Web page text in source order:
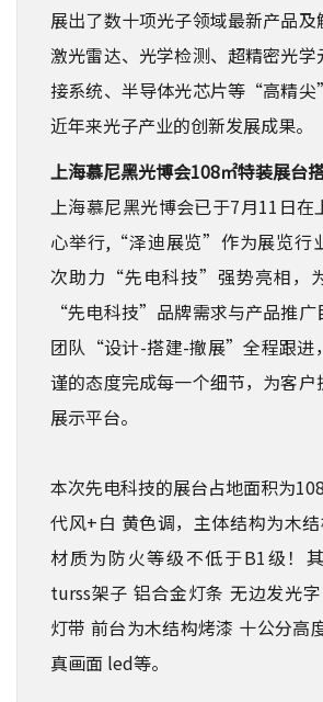
展出了数十项光子领域最新产品及
激光雷达、光学检测、超精密光
接系统、半导体光芯片等“高精
近年来光子产业的创新发展成果。
上海慕尼黑光博会108㎡特装展台搭
上海慕尼黑光博会已于7月11日在
心举行,“泽迪展览”作为展览行
次助力“先电科技”强势亮相，
“先电科技” 品牌需求与产品推
团队“设计-搭建-撤展”全程跟进
谨的态度完成每一个细节，为客
展示平台。
本次先电科技的展台占地面积为
代风+白 黄色调，主体结构为木
材质为防火等级不低于B1级！
turss架子 铝合金灯条 无边发光
灯带 前台为木结构烤漆 十公分高
真画面 led等。